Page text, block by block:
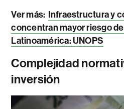
Ver más: Infraestructura y
concentran mayor riesgo
Latinoamérica: UNOPS
Complejidad
inversión